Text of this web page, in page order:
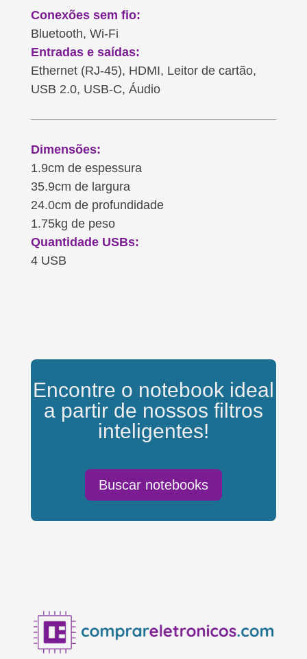
Conexões sem fio:
Bluetooth, Wi-Fi
Entradas e saídas:
Ethernet (RJ-45), HDMI, Leitor de cartão,
USB 2.0, USB-C, Áudio
Dimensões:
1.9cm de espessura
35.9cm de largura
24.0cm de profundidade
1.75kg de peso
Quantidade USBs:
4 USB
Encontre o notebook ideal
a partir de nossos filtros
inteligentes!
Buscar notebooks